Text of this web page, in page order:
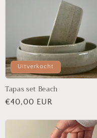
: Uitverkocht
Tapas set Beach
Normale
€40,00 EUR